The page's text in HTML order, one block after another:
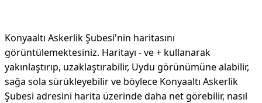
Konyaaltı Askerlik Şubesi'nin haritasını
görüntülemektesiniz. Haritayı - ve + kullanarak
yakınlaştırıp, uzaklaştırabilir, Uydu görünümüne alabilir,
sağa sola sürükleyebilir ve böylece Konyaaltı Askerlik
Şubesi adresini harita üzerinde daha net görebilir, nasıl